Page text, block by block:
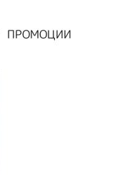
ПРОМОЦИИ